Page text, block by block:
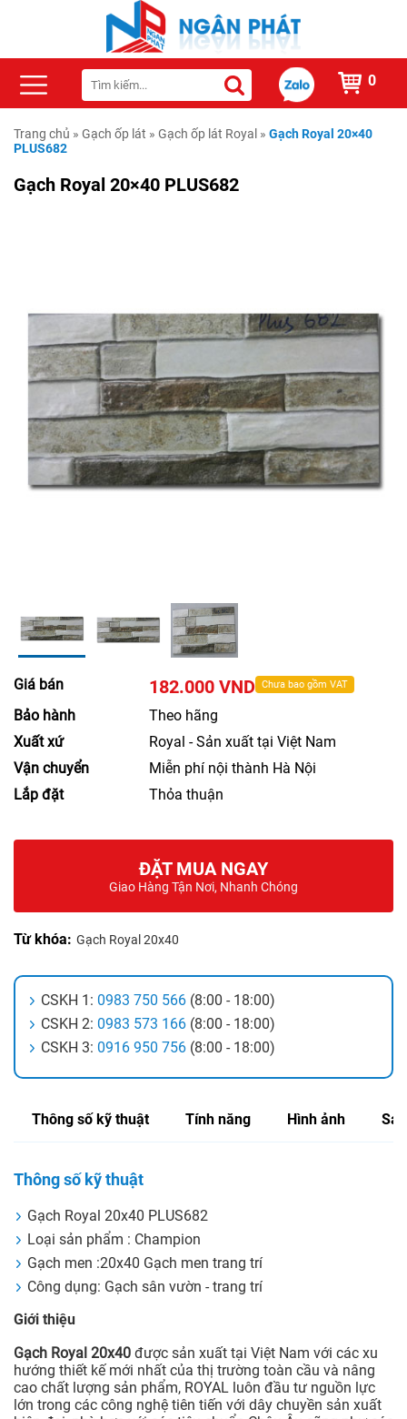
0
Trang chủ » Gạch ốp lát » Gạch ốp lát Royal » Gạch Royal 20×40
PLUS682
Gạch Royal 20×40 PLUS682
Giá bán 182.000 VND Chưa bao gồm VAT
Bảo hành
Theo hãng
Xuất xứ
Royal - Sản xuất tại Việt Nam
Vận chuyển
Miễn phí nội thành Hà Nội
Lắp đặt
Thỏa thuận
ĐẶT MUA NGAY
Giao Hàng Tận Nơi, Nhanh Chóng
Từ khóa: Gạch Royal 20x40
CSKH 1: 0983 750 566 (8:00 - 18:00)
CSKH 2: 0983 573 166 (8:00 - 18:00)
CSKH 3: 0916 950 756 (8:00 - 18:00)
Thông số kỹ thuật Tính năng Hình ảnh
Thông số kỹ thuật
Gạch Royal 20x40 PLUS682
Loại sản phẩm : Champion
Gạch men :20x40 Gạch men trang trí
Công dụng: Gạch sân vườn - trang trí
Giới thiệu
Gạch Royal 20x40 được sản xuất tại Việt Nam với các xu
hướng thiết kế mới nhất của thị trường toàn cầu và nâng
cao chất lượng sản phẩm, ROYAL luôn đầu tư nguồn lực
lớn trong các công nghệ tiên tiến với dây chuyền sản xuất